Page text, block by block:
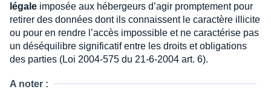
légale imposée aux hébergeurs d’agir promptement pour
retirer des données dont ils connaissent le caractère illicite
ou pour en rendre l’accès impossible et ne caractérise pas
un déséquilibre significatif entre les droits et obligations
des parties (Loi 2004-575 du 21-6-2004 art. 6).
A noter :